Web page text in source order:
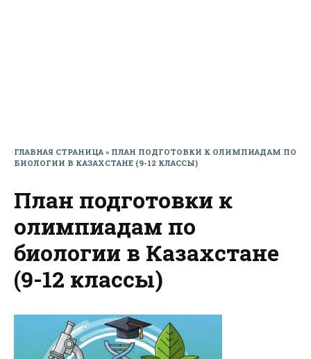
ГЛАВНАЯ СТРАНИЦА» ПЛАН ПОДГОТОВКИ К ОЛИМПИАДАМ ПО
БИОЛОГИИ В КАЗАХСТАНЕ (9-12 КЛАССЫ)
План подготовки к
олимпиадам по
биологии в Казахстане
(9-12 классы)